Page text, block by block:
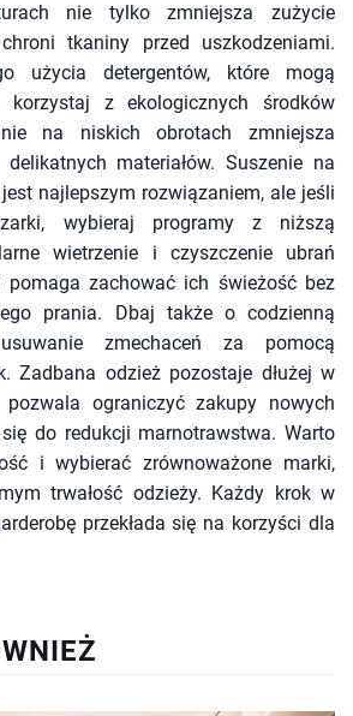
nie tylko zmniejsza zużycie
tkaniny przed uszkodzeniami.
użycia detergentów, które mogą
korzystaj z ekologicznych środków
na niskich obrotach zmniejsza
materiałów. Suszenie na
najlepszym rozwiązaniem, ale jeśli
wybieraj programy z niższą
wietrzenie i czyszczenie ubrań
pomaga zachować ich świeżość bez
prania. Dbaj także o codzienną
zmechaceń za pomocą
Zadbana odzież pozostaje dłużej w
ograniczyć zakupy nowych
do redukcji marnotrawstwa. Warto
i wybierać zrównoważone marki,
trwałość odzieży. Każdy krok w
przekłada się na korzyści dla